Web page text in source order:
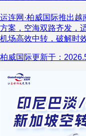
运连网·柏威国际推出
方案，空海双路齐发，
机场高效中转，破解时
柏威国际更新于：